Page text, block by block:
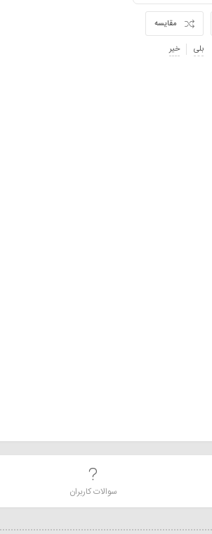
مقایسه
بلی خیر
سوالات کاربران